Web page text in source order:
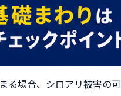
る場合、シロアリ被害の